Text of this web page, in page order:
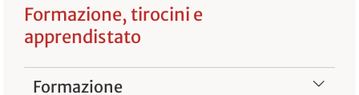
Formazione, tirocini e
apprendistato
Formazione